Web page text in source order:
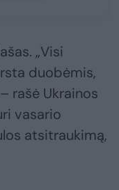
„Visi
duobėmis,
rašė Ukrainos
vasario
atsitraukimą,